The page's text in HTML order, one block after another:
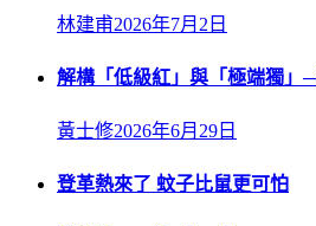
林建甫2026年7月2日
解構「低級紅」與「極端獨」
黃士修2026年6月29日
登革熱來了 蚊子比鼠更可怕